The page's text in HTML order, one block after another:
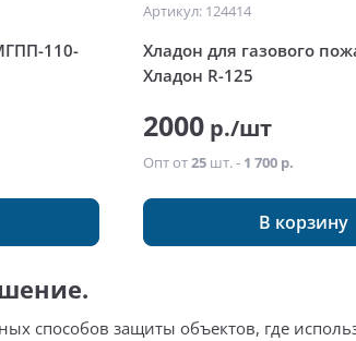
110-
Артикул: 124414
Хладон для газового
Хладон R-125
2000р./шт
Опт от25шт. - 1 700 р.
В корзину
способов защиты объектов, где